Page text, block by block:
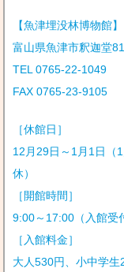
【魚津埋没林博物館】
富山県魚津市釈迦堂
TEL 0765-22-1049
FAX 0765-23-9105
［休館日］
12月29日～1月1日（
休）
［開館時間］
9:00～17:00（入館受
［入館料金］
大人530円、小中学生